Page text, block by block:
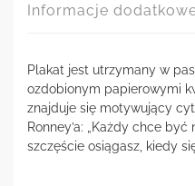
Informacje
Plakat jest utrzymany w
ozdobionym papierowymi
znajduje się motywujący
Ronney’a: „Każdy chce
szczęście osiągasz, kiedy